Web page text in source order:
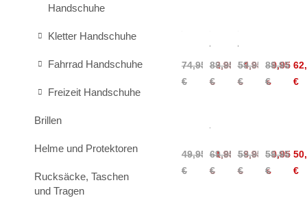
Handschuhe
Kletter Handschuhe
Fahrrad Handschuhe
Freizeit Handschuhe
Brillen
Helme und Protektoren
Rucksäcke, Taschen
und Tragen
Infinium
74,95
€
62,95
€
Alpha
Gloves
89,95
€
74,95
€
Apex
Gloves
59,95
€
49,95
€
Gloves
89,95
€
€
Laikko
Gloves
Junior
49,95
€
41,95
€
Thanstein
69,95
€
58,95
€
Gloves
59,95
€
50,95
€
Gloves
59,95
€
€